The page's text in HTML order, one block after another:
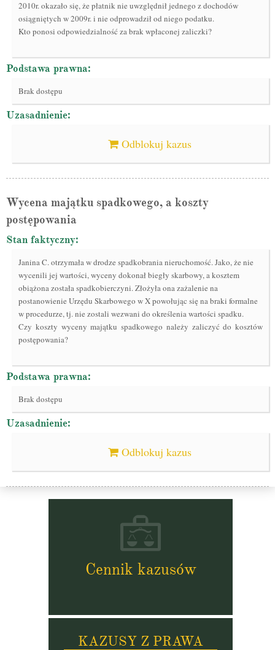
2010r. okazało się, że płatnik nie uwzględnił jednego z dochodów
osiągniętych w 2009r. i nie odprowadził od niego podatku.
Kto ponosi odpowiedzialność za brak wpłaconej zaliczki?
Podstawa prawna:
Brak dostępu
Uzasadnienie:
Odblokuj kazus
Wycena majątku spadkowego, a koszty
postępowania
Stan faktyczny:
Janina C. otrzymała w drodze spadkobrania nieruchomość. Jako, że nie
wycenili jej wartości, wyceny dokonał biegły skarbowy, a kosztem
obiążona została spadkobierczyni. Złożyła ona zażalenie na
postanowienie Urzędu Skarbowego w X powołując się na braki formalne
w procedurze, tj. nie zostali wezwani do określenia wartości spadku.
Czy koszty wyceny majątku spadkowego należy zaliczyć do kosztów
postępowania?
Podstawa prawna:
Brak dostępu
Uzasadnienie:
Odblokuj kazus
Cennik kazusów
KAZUSY Z PRAWA